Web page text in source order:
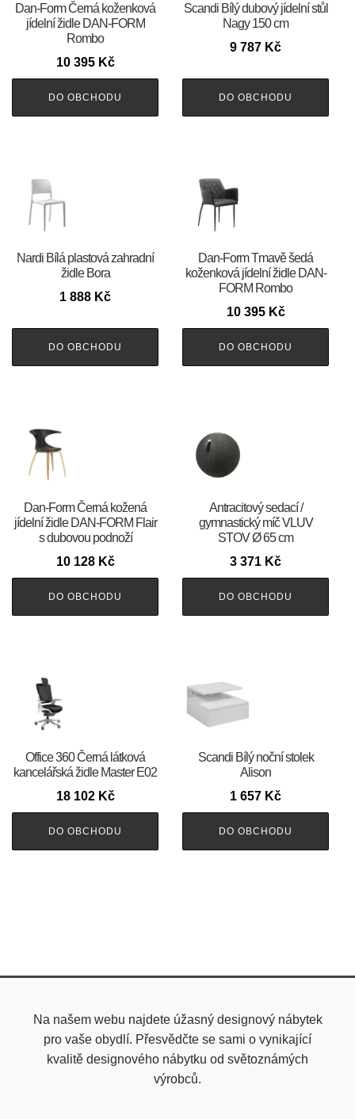
​​​​​Dan-Form Černá koženková
jídelní židle DAN-FORM
Rombo
10 395 Kč
DO OBCHODU
Scandi Bílý dubový jídelní stůl
Nagy 150 cm
9 787 Kč
DO OBCHODU
Nardi Bílá plastová zahradní
židle Bora
1 888 Kč
DO OBCHODU
​​​​​Dan-Form Tmavě šedá
koženková jídelní židle DAN-
FORM Rombo
10 395 Kč
DO OBCHODU
​​​​​Dan-Form Černá kožená
jídelní židle DAN-FORM Flair
s dubovou podnoží
10 128 Kč
DO OBCHODU
Antracitový sedací /
gymnastický míč VLUV
STOV Ø 65 cm
3 371 Kč
DO OBCHODU
Office 360 Černá látková
kancelářská židle Master E02
18 102 Kč
DO OBCHODU
Scandi Bílý noční stolek
Alison
1 657 Kč
DO OBCHODU
Na našem webu najdete úžasný designový nábytek
pro vaše obydlí. Přesvědčte se sami o vynikající
kvalitě designového nábytku od světoznámých
výrobců.